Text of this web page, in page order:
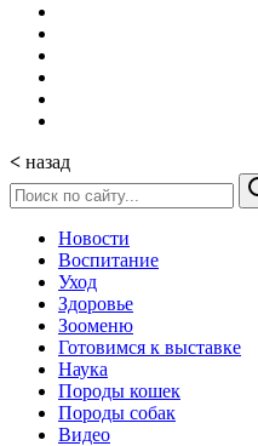
< назад
Новости
Воспитание
Уход
Здоровье
Зооменю
Готовимся к выставке
Наука
Породы кошек
Породы собак
Видео